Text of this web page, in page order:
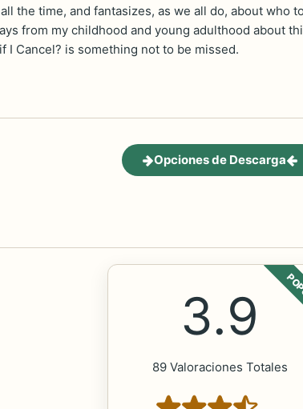
the time, and fantasizes, as we all do, about who
from my childhood and young adulthood about
I Cancel? is something not to be missed.
Opciones de Descarga
3.9
89 Valoraciones Totales